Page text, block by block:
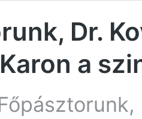
Dr.
a